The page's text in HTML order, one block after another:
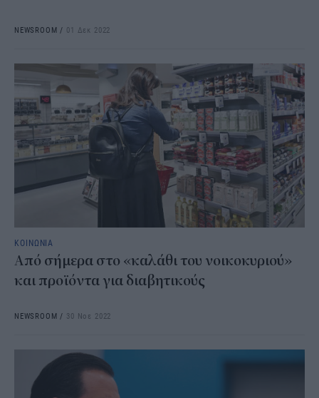
NEWSROOM / 01 Δεκ 2022
ΚΟΙΝΩΝΙΑ
Από σήμερα στο «καλάθι του νοικοκυριού»
και προϊόντα για διαβητικούς
NEWSROOM / 30 Νοε 2022